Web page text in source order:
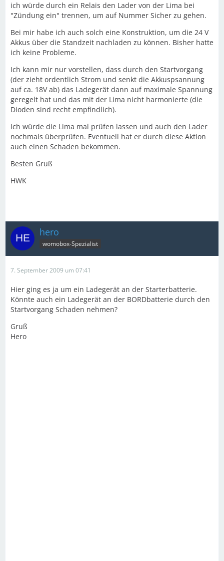
ich würde durch ein Relais den Lader von der Lima bei
"Zündung ein" trennen, um auf Nummer Sicher zu gehen.
Bei mir habe ich auch solch eine Konstruktion, um die 24 V
Akkus über die Standzeit nachladen zu können. Bisher hatte
ich keine Probleme.
Ich kann mir nur vorstellen, dass durch den Startvorgang
(der zieht ordentlich Strom und senkt die Akkuspsannung
auf ca. 18V ab) das Ladegerät dann auf maximale Spannung
geregelt hat und das mit der Lima nicht harmonierte (die
Dioden sind recht empfindlich).
Ich würde die Lima mal prüfen lassen und auch den Lader
nochmals überprüfen. Eventuell hat er durch diese Aktion
auch einen Schaden bekommen.
Besten Gruß
HWK
hero
womobox-Spezialist
7. September 2009 um 07:41
Hier ging es ja um ein Ladegerät an der Starterbatterie.
Könnte auch ein Ladegerät an der BORDbatterie durch den
Startvorgang Schaden nehmen?
Gruß
Hero